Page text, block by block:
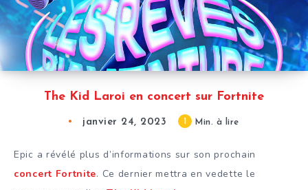
The Kid Laroi en concert sur Fortnite
janvier 24, 2023 1 Min. à lire
Epic a révélé plus d’informations sur son prochain
concert Fortnite. Ce dernier mettra en vedette le